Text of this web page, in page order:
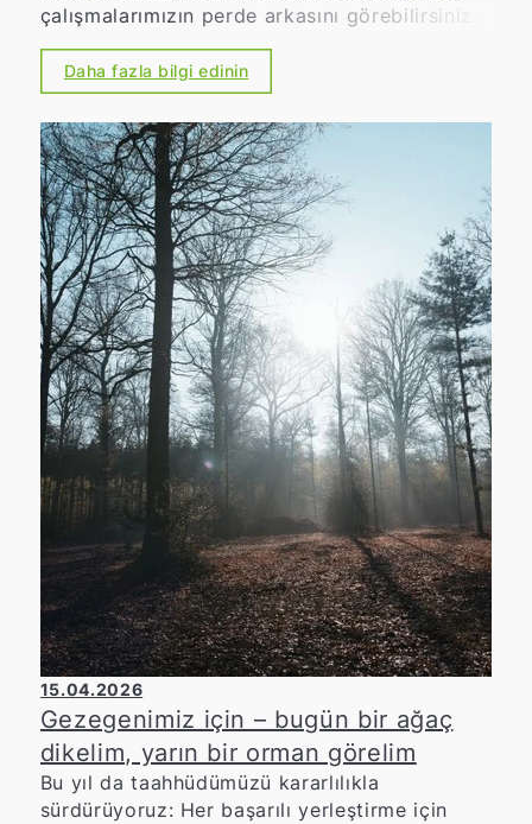
çalışmalarımızın perde arkasını görebilirsiniz.
Daha fazla bilgi edinin
15.04.2026
Gezegenimiz için – bugün bir ağaç
dikelim, yarın bir orman görelim
Bu yıl da taahhüdümüzü kararlılıkla
sürdürüyoruz: Her başarılı yerleştirme için